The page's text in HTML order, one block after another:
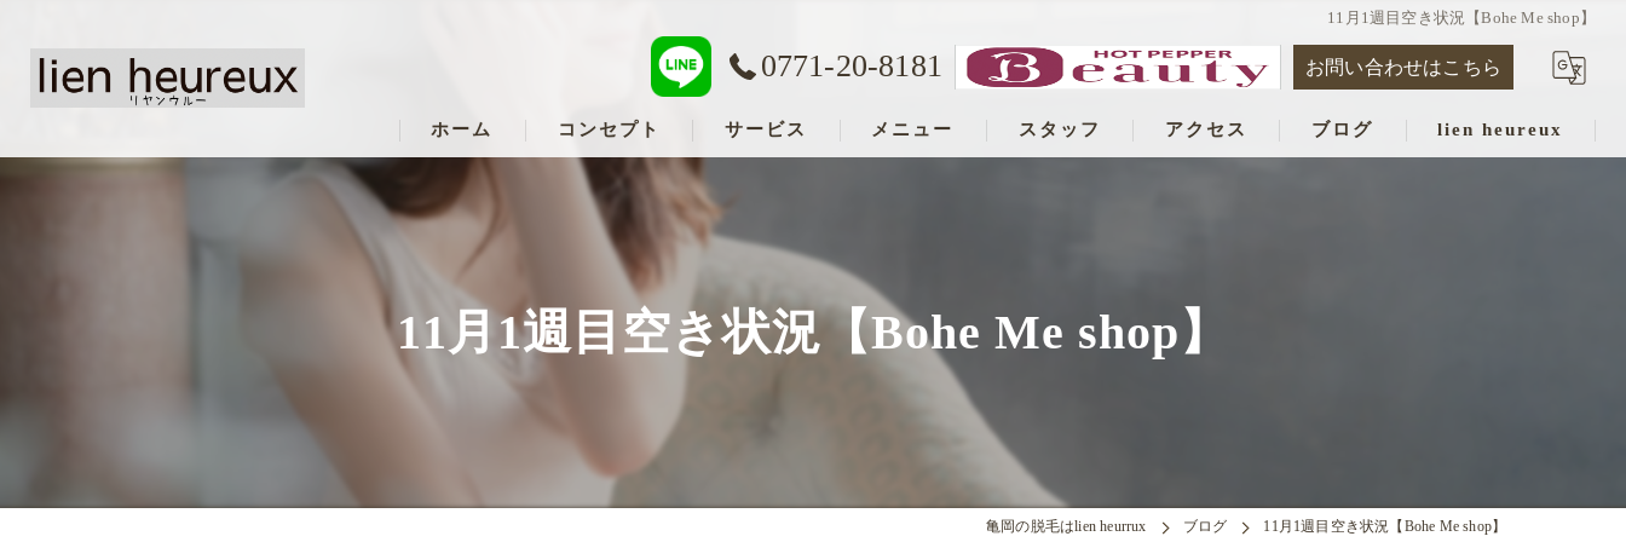
11月1週目空き状況【Bohe Me shop】
0771-20-8181 お問い合わせはこちら
ホーム コンセプト
亀岡の脱毛･lien heureux ByBohe Me shopの口コミ情報
亀岡の脱毛･lien heureux ByBohe Me shopの評判
亀岡の脱毛･lien heureux ByBohe Me shopのお客様の声
サービス メニュー スタッフ アクセス ブログ lien heureux
11月1週目空き状況【Bohe Me shop】
亀岡の脱毛はlien heurrux ブログ 11月1週目空き状況【Bohe Me shop】